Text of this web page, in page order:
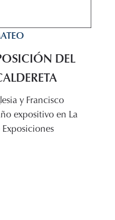
DEL
y Francisco
expositivo en La